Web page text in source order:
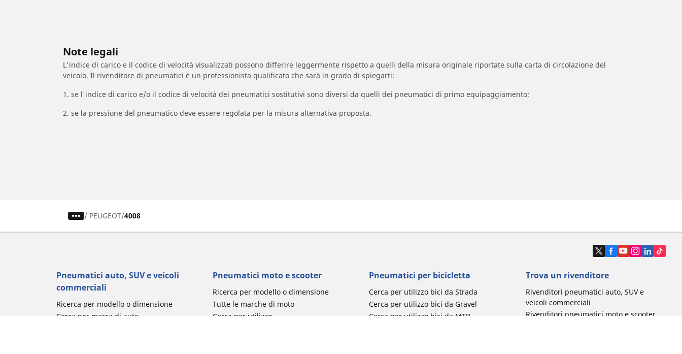
Note legali
L'indice di carico e il codice di velocità visualizzati possono differire leggermente rispetto a quelli della misura originale riportate sulla carta di circolazione del
veicolo. Il rivenditore di pneumatici è un professionista qualificato che sarà in grado di spiegarti:
1. se l'indice di carico e/o il codice di velocità dei pneumatici sostitutivi sono diversi da quelli dei pneumatici di primo equipaggiamento;
2. se la pressione del pneumatico deve essere regolata per la misura alternativa proposta.
/ PEUGEOT 4008
Pneumatici auto, SUV e veicoli
commerciali
Ricerca per modello o dimensione
Cerca per marca di auto
Pneumatici moto e scooter
Ricerca per modello o dimensione
Tutte le marche di moto
Cerca per utilizzo
Pneumatici per bicicletta
Cerca per utilizzo bici da Strada
Cerca per utilizzo bici da Gravel
Cerca per utilizzo bici da MTB
Trova un rivenditore
Rivenditori pneumatici auto, SUV e
veicoli commerciali
Rivenditori pneumatici moto e scooter